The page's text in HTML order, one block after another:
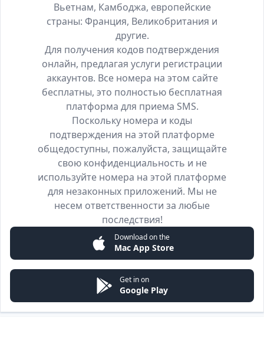
Вьетнам, Камбоджа, европейские
страны: Франция, Великобритания и
другие.
Для получения кодов подтверждения
онлайн, предлагая услуги регистрации
аккаунтов. Все номера на этом сайте
бесплатны, это полностью бесплатная
платформа для приема SMS.
Поскольку номера и коды
подтверждения на этой платформе
общедоступны, пожалуйста, защищайте
свою конфиденциальность и не
используйте номера на этой платформе
для незаконных приложений. Мы не
несем ответственности за любые
последствия!
Download on the
Mac App Store
Get in on
Google Play